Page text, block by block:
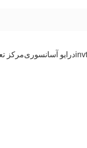
درایو آسانسوریمرکز